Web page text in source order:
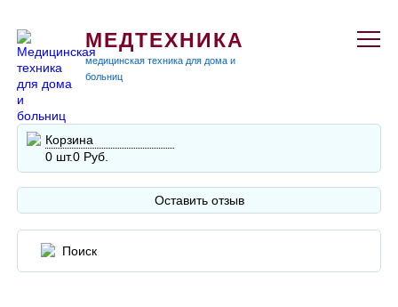
МЕДТЕХНИКА
медицинская техника для дома и
больниц
Корзина
0 шт.0 Руб.
Оставить отзыв